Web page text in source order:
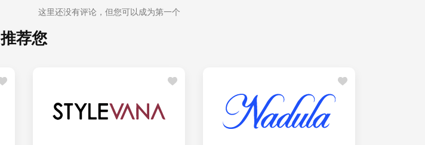
这里还没有评论，但您可以成为第一个
推荐您